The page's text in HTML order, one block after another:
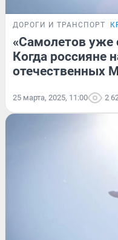
ДОРОГИ И ТРАНСПОРТ
«Самолетов уже
Когда россияне
отечественных
25 марта, 2025, 11:00 2